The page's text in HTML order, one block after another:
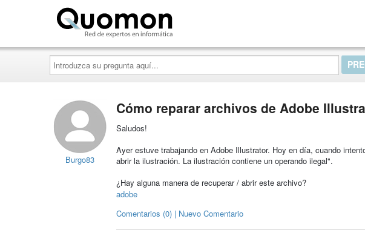
Introduzca
su
pregunta
aquí...
Burgo83
Cómo reparar archivos de Adobe
Saludos!
Ayer estuve trabajando en Adobe Illustrator. Hoy en día, cuando
abrir la ilustración. La ilustración contiene un operando ilegal".
¿Hay alguna manera de recuperar / abrir este archivo?
adobe
Comentarios (0) | Nuevo Comentario